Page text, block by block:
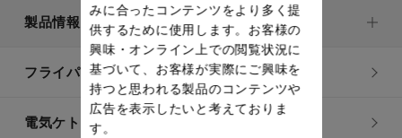
製品情報
フライパン・鍋
電気ケトル
みに合ったコンテンツをより多く提
供するために使用します。お客様の
興味・オンライン上での閲覧状況に
基づいて、お客様が実際にご興味を
持つと思われる製品のコンテンツや
広告を表示したいと考えておりま
す。